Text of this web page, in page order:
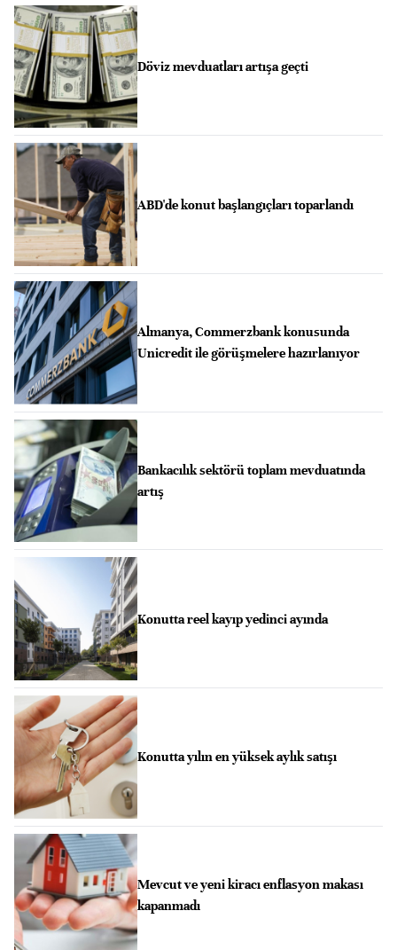
Döviz mevduatları artışa geçti
ABD'de konut başlangıçları toparlandı
Almanya, Commerzbank konusunda
Unicredit ile görüşmelere hazırlanıyor
Bankacılık sektörü toplam mevduatında
artış
Konutta reel kayıp yedinci ayında
Konutta yılın en yüksek aylık satışı
Mevcut ve yeni kiracı enflasyon makası
kapanmadı